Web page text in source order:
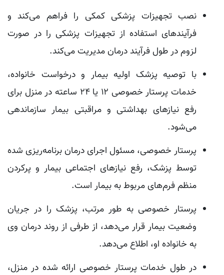
نصب تجهیزات پزشکی کمکی را فراهم می‌کند و
فرآیند‌های استفاده از تجهیزات پزشکی را در صورت
لزوم در طول فرآیند درمان مدیریت می‌کند.
با توصیه پزشک اولیه بیمار و درخواست خانواده،
خدمات پرستار خصوصی ۱۲ یا ۲۴ ساعته در منزل برای
رفع نیاز‌های بهداشتی و مراقبتی بیمار سازماندهی
می‌شود.
پرستار خصوصی، مسئول اجرای درمان برنامه‌ریزی شده
توسط پزشک، رفع نیاز‌های اجتماعی بیمار و پرکردن
منظم فرم‌های مربوط به بیمار است.
پرستار خصوصی به طور مرتب، پزشک را در جریان
وضعیت بیمار قرار می‌دهد، از طرفی از روند درمان وی
به خانواده او، اطلاع می‌دهد.
در طول خدمات پرستار خصوصی ارائه شده در منزل،